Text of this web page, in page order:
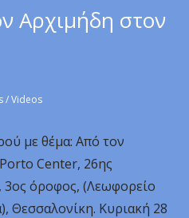
Αρχιμήδη στον
/ Videos
με θέμα: Από τον
Center, 26ης
όροφος, (Λεωφορείο
Θεσσαλονίκη. Κυριακή 28